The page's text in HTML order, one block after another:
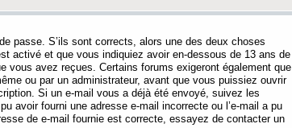
passe. S’ils sont corrects, alors une des deux choses
activé et que vous indiquiez avoir en-dessous de 13 ans de
vous avez reçues. Certains forums exigeront également que
ou par un administrateur, avant que vous puissiez ouvrir
Si un e-mail vous a déjà été envoyé, suivez les
avoir fourni une adresse e-mail incorrecte ou l’e-mail a pu
de e-mail fournie est correcte, essayez de contacter un